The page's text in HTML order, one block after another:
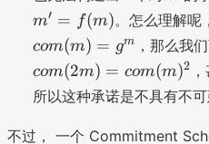
o
t
}
d
o
t
x
'
m′ = f(m)。怎么理解呢
com(m) = gm ，那么我
com(2m) = com(m)2
所以这种承诺是不具有不可
不过， 一个 Commitment